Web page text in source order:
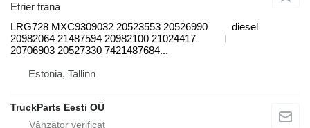
Etrier frana
LRG728 MXC9309032 20523553 20526990
20982064 21487594 20982100 21024417
20706903 20527330 7421487684...
diesel
Estonia, Tallinn
TruckParts Eesti OÜ